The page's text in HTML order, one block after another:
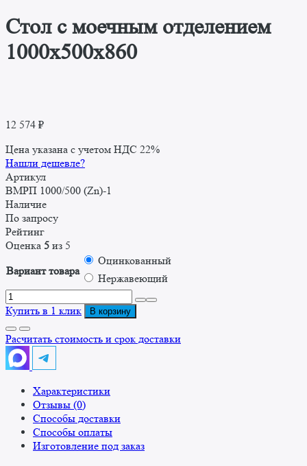
Стол с моечным отделением
1000x500x860
12 574 ₽
Цена указана с учетом НДС 22%
Нашли дешевле?
Артикул
ВМРП 1000/500 (Zn)-1
Наличие
По запросу
Рейтинг
Оценка 5 из 5
Вариант товара
Оцинкованный
Нержавеющий
Количество
товара
с
моечным
отделением
Купить в 1 клик В корзину
Расчитать стоимость и срок доставки
Характеристики
Отзывы (0)
Способы доставки
Способы оплаты
Изготовление под заказ